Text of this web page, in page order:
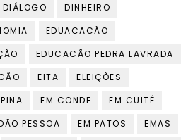
DIÁLOGO
DINHEIRO
EDUACACÃO
EDUCACÃO PEDRA LAVRADA
EITA
ELEIÇÕES
EM CONDE
EM CUITÉ
PESSOA EM PATOS
EMAS